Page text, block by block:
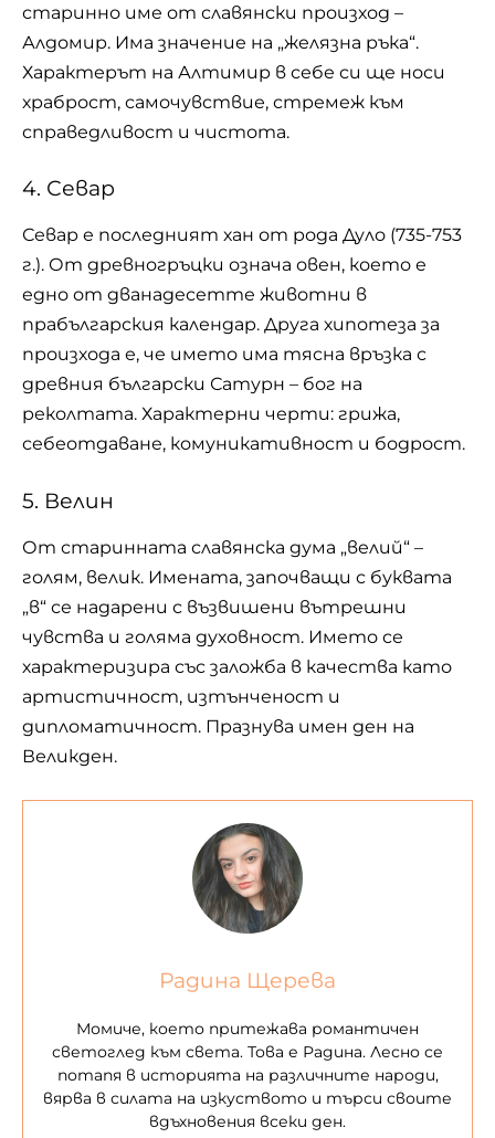
старинно име от славянски произход –
Алдомир. Има значение на „желязна ръка“.
Характерът на Алтимир в себе си ще носи
храброст, самочувствие, стремеж към
справедливост и чистота.
4. Севар
Севар е последният хан от рода Дуло (735-753
г.). От древногръцки означа овен, което е
едно от дванадесетте животни в
прабългарския календар. Друга хипотеза за
произхода е, че името има тясна връзка с
древния български Сатурн – бог на
реколтата. Характерни черти: грижа,
себеотдаване, комуникативност и бодрост.
5. Велин
От старинната славянска дума „велий“ –
голям, велик. Имената, започващи с буквата
„в“ се надарени с възвишени вътрешни
чувства и голяма духовност. Името се
характеризира със заложба в качества като
артистичност, изтънченост и
дипломатичност. Празнува имен ден на
Великден.
Радина Щерева
Момиче, което притежава романтичен
светоглед към света. Това е Радина. Лесно се
потапя в историята на различните народи,
вярва в силата на изкуството и търси своите
вдъхновения всеки ден.